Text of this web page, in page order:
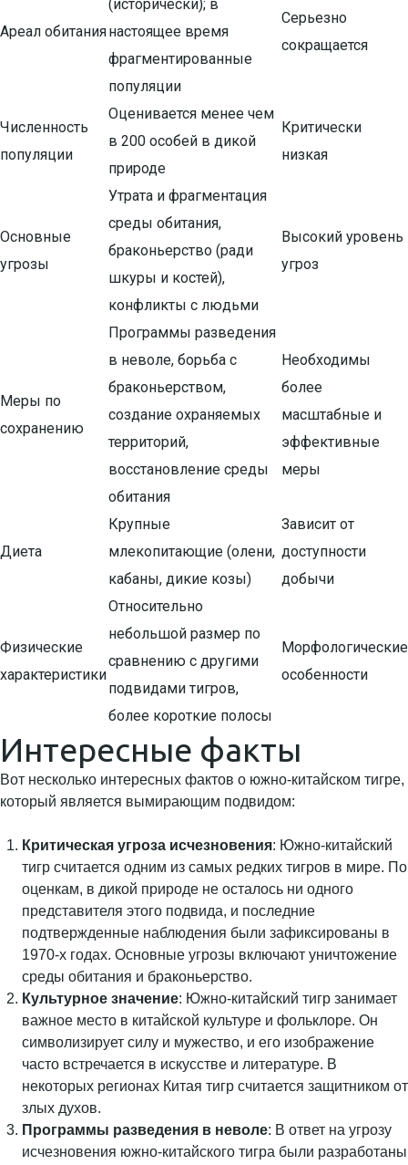
Ареал обитания
(исторически); в
настоящее время
фрагментированные
популяции
Серьезно
сокращается
Численность
популяции
Оценивается менее чем
в 200 особей в дикой
природе
Критически
низкая
Основные
угрозы
Утрата и фрагментация
среды обитания,
браконьерство (ради
шкуры и костей),
конфликты с людьми
Высокий уровень
угроз
Меры по
сохранению
Программы разведения
в неволе, борьба с
браконьерством,
создание охраняемых
территорий,
восстановление среды
обитания
Необходимы
более
масштабные и
эффективные
меры
Диета
Крупные
млекопитающие (олени,
кабаны, дикие козы)
Зависит от
доступности
добычи
Физические
характеристики
Относительно
небольшой размер по
сравнению с другими
подвидами тигров,
более короткие полосы
Морфологические
особенности
Интересные факты
Вот несколько интересных фактов о южно-китайском тигре,
который является вымирающим подвидом:
Критическая угроза исчезновения: Южно-китайский
тигр считается одним из самых редких тигров в мире. По
оценкам, в дикой природе не осталось ни одного
представителя этого подвида, и последние
подтвержденные наблюдения были зафиксированы в
1970-х годах. Основные угрозы включают уничтожение
среды обитания и браконьерство.
Культурное значение: Южно-китайский тигр занимает
важное место в китайской культуре и фольклоре. Он
символизирует силу и мужество, и его изображение
часто встречается в искусстве и литературе. В
некоторых регионах Китая тигр считается защитником от
злых духов.
Программы разведения в неволе: В ответ на угрозу
исчезновения южно-китайского тигра были разработаны